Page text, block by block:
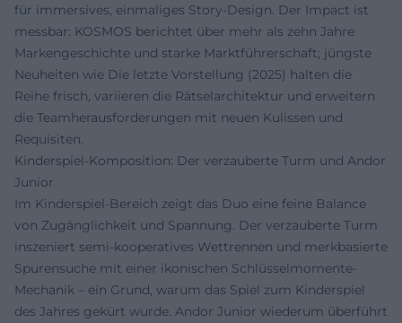
für immersives, einmaliges Story-Design. Der Impact ist
messbar: KOSMOS berichtet über mehr als zehn Jahre
Markengeschichte und starke Marktführerschaft; jüngste
Neuheiten wie Die letzte Vorstellung (2025) halten die
Reihe frisch, variieren die Rätselarchitektur und erweitern
die Teamherausforderungen mit neuen Kulissen und
Requisiten.
Kinderspiel-Komposition: Der verzauberte Turm und Andor
Junior
Im Kinderspiel-Bereich zeigt das Duo eine feine Balance
von Zugänglichkeit und Spannung. Der verzauberte Turm
inszeniert semi-kooperatives Wettrennen und merkbasierte
Spurensuche mit einer ikonischen Schlüsselmomente-
Mechanik – ein Grund, warum das Spiel zum Kinderspiel
des Jahres gekürt wurde. Andor Junior wiederum überführt